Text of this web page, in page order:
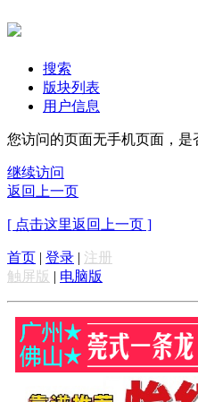
搜索
版块列表
用户信息
您访问的页面无手机页面，是
继续访问
返回上一页
[ 点击这里返回上一页 ]
首页 | 登录 | 注册
触屏版 | 电脑版